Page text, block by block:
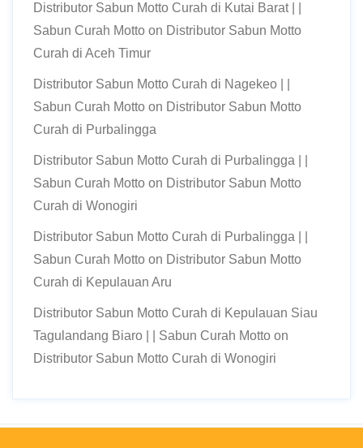
Distributor Sabun Motto Curah di Kutai Barat | |
Sabun Curah Motto on Distributor Sabun Motto
Curah di Aceh Timur
Distributor Sabun Motto Curah di Nagekeo | |
Sabun Curah Motto on Distributor Sabun Motto
Curah di Purbalingga
Distributor Sabun Motto Curah di Purbalingga | |
Sabun Curah Motto on Distributor Sabun Motto
Curah di Wonogiri
Distributor Sabun Motto Curah di Purbalingga | |
Sabun Curah Motto on Distributor Sabun Motto
Curah di Kepulauan Aru
Distributor Sabun Motto Curah di Kepulauan Siau
Tagulandang Biaro | | Sabun Curah Motto on
Distributor Sabun Motto Curah di Wonogiri